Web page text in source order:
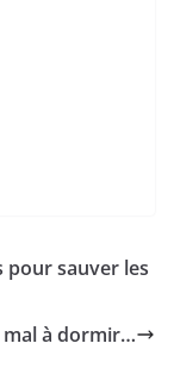
pour sauver les
mal à dormir…